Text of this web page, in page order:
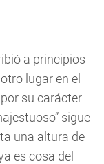
a principios
lugar en el
su carácter
sigue
una altura de
es cosa del